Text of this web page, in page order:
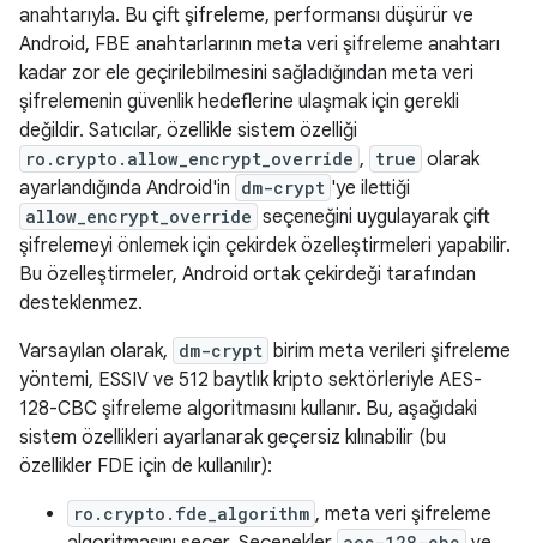
anahtarıyla. Bu çift şifreleme, performansı düşürür ve
Android, FBE anahtarlarının meta veri şifreleme anahtarı
kadar zor ele geçirilebilmesini sağladığından meta veri
şifrelemenin güvenlik hedeflerine ulaşmak için gerekli
değildir. Satıcılar, özellikle sistem özelliği
ro.crypto.allow_encrypt_override , true olarak
ayarlandığında Android'in dm-crypt 'ye ilettiği
allow_encrypt_override seçeneğini uygulayarak çift
şifrelemeyi önlemek için çekirdek özelleştirmeleri yapabilir.
Bu özelleştirmeler, Android ortak çekirdeği tarafından
desteklenmez.
Varsayılan olarak, dm-crypt birim meta verileri şifreleme
yöntemi, ESSIV ve 512 baytlık kripto sektörleriyle AES-
128-CBC şifreleme algoritmasını kullanır. Bu, aşağıdaki
sistem özellikleri ayarlanarak geçersiz kılınabilir (bu
özellikler FDE için de kullanılır):
ro.crypto.fde_algorithm , meta veri şifreleme